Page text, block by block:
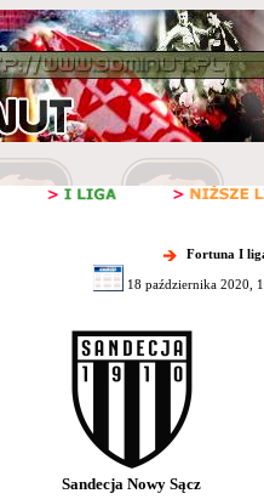
Fortuna I
18 października 2020,
Sandecja Nowy Sącz